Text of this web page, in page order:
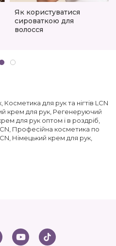
Як користуватися
сироваткою для
волосся
Косметика для рук та нігтів LCN
крем для рук Регенеруючий
для рук оптом і в роздріб
Професійна косметика по
Німецький крем для рук